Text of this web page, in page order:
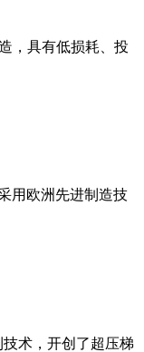
，具有低损耗、投
用欧洲先进制造技
术，开创了超压梯